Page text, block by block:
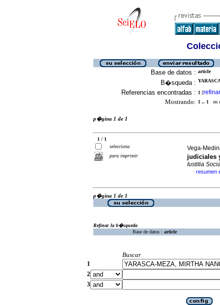
Base de datos : article
B�squeda :
Referencias encontradas : 1 [refinar
Mostrando: 1 .. 1 en
p�gina 1 de 1
1 / 1
selecciona
para imprimir
Vega-
judiciales
Iustitia
· resumen
p�gina 1 de 1
Refinar la b�squeda
Base de datos : article
Buscar
1
2
3